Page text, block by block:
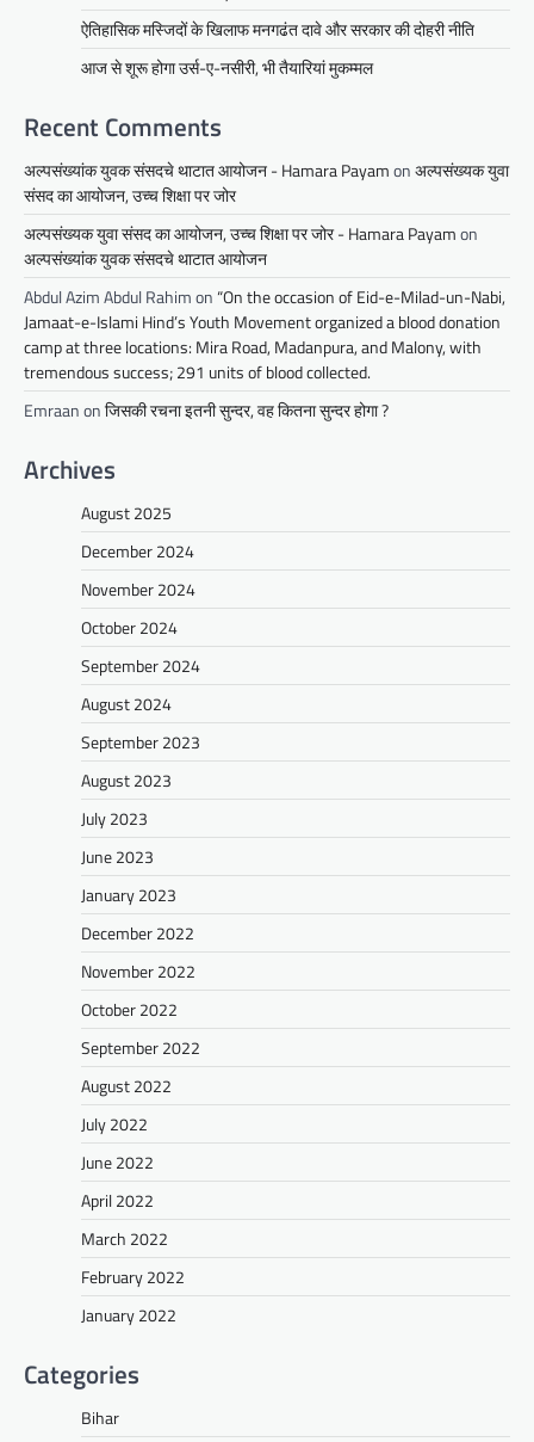
ऐतिहासिक मस्जिदों के खिलाफ मनगढंत दावे और सरकार की दोहरी नीति
आज से शूरू होगा उर्स-ए-नसीरी, भी तैयारियां मुकम्मल
Recent Comments
अल्पसंख्यांक युवक संसदचे थाटात आयोजन - Hamara Payamonअल्पसंख्यक युवा
संसद का आयोजन, उच्च शिक्षा पर जोर
अल्पसंख्यक युवा संसद का आयोजन, उच्च शिक्षा पर जोर - Hamara Payamon
अल्पसंख्यांक युवक संसदचे थाटात आयोजन
Abdul Azim Abdul Rahimon “On the occasion of Eid-e-Milad-un-Nabi,
Jamaat-e-Islami Hind’s Youth Movement organized a blood donation
camp at three locations: Mira Road, Madanpura, and Malony, with
tremendous success; 291 units of blood collected.
Emraanonजिसकी रचना इतनी सुन्दर, वह कितना सुन्दर होगा ?
Archives
August 2025
December 2024
November 2024
October 2024
September 2024
August 2024
September 2023
August 2023
July 2023
June 2023
January 2023
December 2022
November 2022
October 2022
September 2022
August 2022
July 2022
June 2022
April 2022
March 2022
February 2022
January 2022
Categories
Bihar